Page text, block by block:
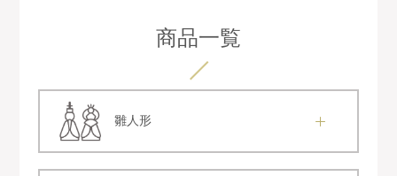
商品一覧
雛人形